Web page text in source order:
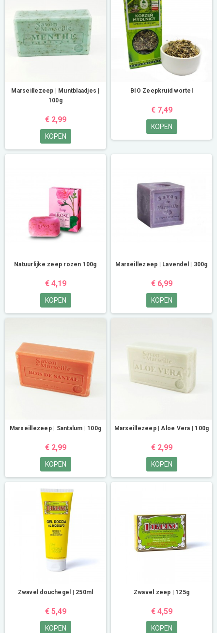
Marseillezeep | Muntblaadjes |
100g
€ 2,99
KOPEN
BIO Zeepkruid wortel
€ 7,49
KOPEN
Natuurlijke zeep rozen 100g
€ 4,19
KOPEN
Marseillezeep | Lavendel | 300g
€ 6,99
KOPEN
Marseillezeep | Santalum | 100g
€ 2,99
KOPEN
Marseillezeep | Aloe Vera | 100g
€ 2,99
KOPEN
Zwavel douchegel | 250ml
€ 5,49
KOPEN
Zwavel zeep | 125g
€ 4,59
KOPEN